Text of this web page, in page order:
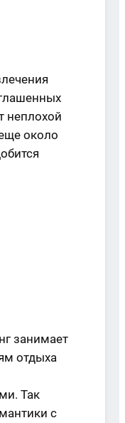
неплохой
около
занимает
отдыха
Так
с